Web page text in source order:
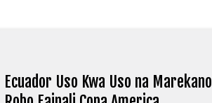
Ecuador Uso Kwa Uso na Marekano